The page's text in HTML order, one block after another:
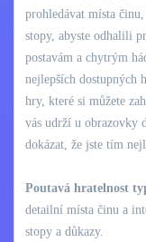
prohledávat místa
stopy, abyste odhalili
postavám a chytrým
nejlepších dostupných
hry, které si můžete
vás udrží u obrazovky
dokázat, že jste tím
Poutavá hratelnost
detailní místa činu a
stopy a důkazy.